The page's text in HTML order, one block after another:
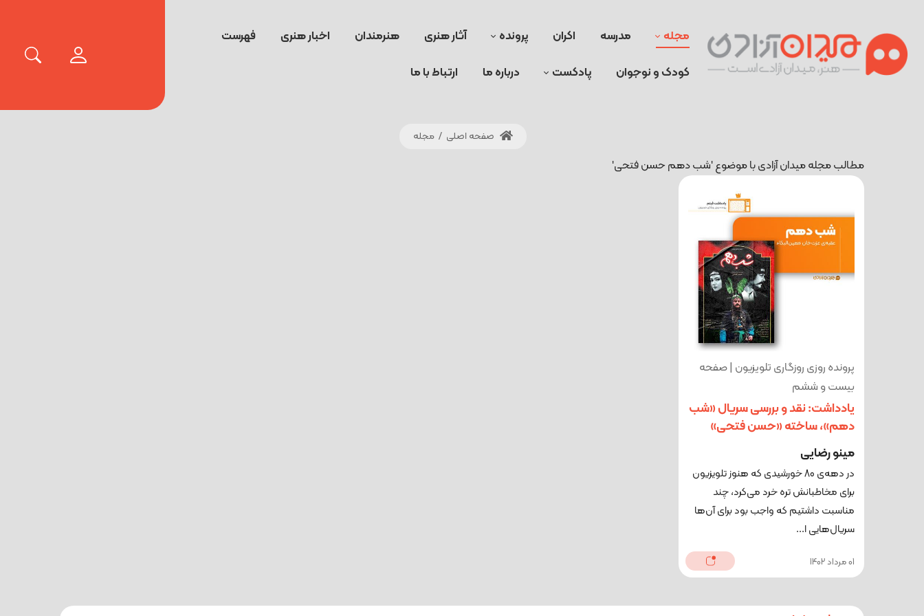
مجله مدرسه اکران پرونده آثار هنری هنرمندان اخبار هنری فهرست
کودک و نوجوان پادکست درباره ما ارتباط با ما
صفحه اصلی / مجله
مطالب مجله میدان آزادی با موضوع 'شب دهم حسن فتحی'
پرونده روزی روزگاری تلویزیون | صفحه
بیست و ششم
یادداشت: نقد و بررسی سریال «شب
دهم»، ساخته «حسن فتحی»
مینو رضایی
در دهه‌ی 80 خورشیدی که هنوز تلویزیون
برای مخاطبانش تره خرد می‌کرد، چند
مناسبت داشتیم که واجب بود برای آن‌ها
سریال‌هایی ا...
01 مرداد 1402